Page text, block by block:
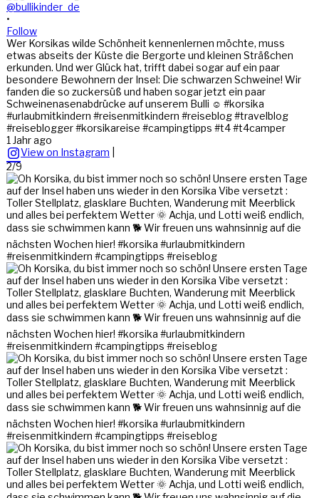
@bullikinder_de
•
Follow
Wer Korsikas wilde Schönheit kennenlernen möchte, muss
etwas abseits der Küste die Bergorte und kleinen Sträßchen
erkunden. Und wer Glück hat, trifft dabei sogar auf ein paar
besondere Bewohnern der Insel: Die schwarzen Schweine! Wir
fanden die so zuckersüß und haben sogar jetzt ein paar
Schweinenasenabdrücke auf unserem Bulli ☺️ #korsika
#urlaubmitkindern #reisenmitkindern #reiseblog #travelblog
#reiseblogger #korsikareise #campingtipps #t4 #t4camper
1 Jahr ago
View on Instagram
2/9